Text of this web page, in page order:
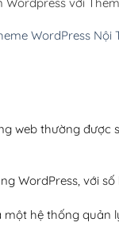
với
WordPress Nội
web thường được
WordPress, với
hệ thống quản